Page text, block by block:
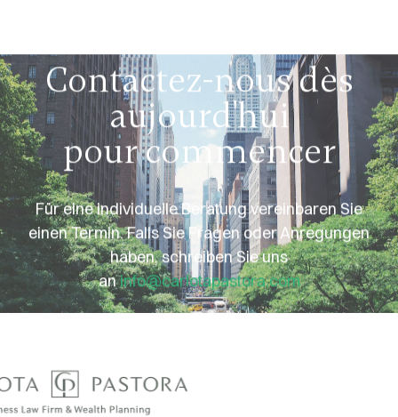
aujourd'hui
pour commencer
Für eine individuelle Beratung vereinbaren Sie
einen Termin. Falls Sie Fragen oder Anregungen
haben, schreiben Sie uns
aninfo@carlotapastora.com
Prendre rendez-vous